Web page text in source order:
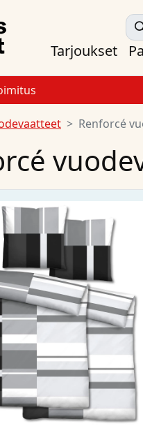
Tarjoukset
Renforcé